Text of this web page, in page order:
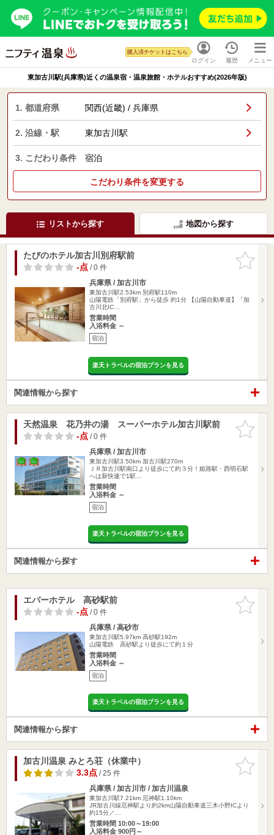
ログイン
購入済チケットはこちら
履歴 メニュー
東加古川駅(兵庫県)近くの温泉宿・温泉旅館・ホテルおすすめ(2026年版)
1. 都道府県 関西(近畿) / 兵庫県
2. 沿線・駅 東加古川駅
3. こだわり条件 宿泊
こだわり条件を変更する
リストから探す 地図から探す
お気に入
りに追加
たびのホテル加古川別府駅前
-点/ 0 件
兵庫県 / 加古川市
東加古川駅2.53km 別府駅110m
山陽電鉄「別府駅」から徒歩 約1分 【山陽自動車道】「加
古川北IC…
営業時間
入浴料金 ～
宿泊
楽天トラベルの宿泊プランを見る
関連情報から探す
お気に入
りに追加
天然温泉 花乃井の湯 スーパーホテル加古川駅前
-点/ 0 件
兵庫県 / 加古川市
東加古川駅3.50km 加古川駅270m
ＪＲ加古川駅南口より徒歩にて約３分！姫路駅・西明石駅
へは新快速で1駅…
営業時間
入浴料金 ～
宿泊
楽天トラベルの宿泊プランを見る
関連情報から探す
お気に入
りに追加
エバーホテル 高砂駅前
-点/ 0 件
兵庫県 / 高砂市
東加古川駅5.97km 高砂駅192m
山陽電鉄 高砂駅より徒歩にて約１分
営業時間
入浴料金 ～
宿泊
楽天トラベルの宿泊プランを見る
関連情報から探す
お気に入
りに追加
加古川温泉 みとろ荘（休業中）
3.3点/ 25 件
兵庫県 / 加古川市 / 加古川温泉
東加古川駅7.21km 厄神駅1.10km
JR加古川線厄神駅より約2km山陽自動車道三木小野ICより
約15分／…
営業時間 10:00～19:00
入浴料金 900円～